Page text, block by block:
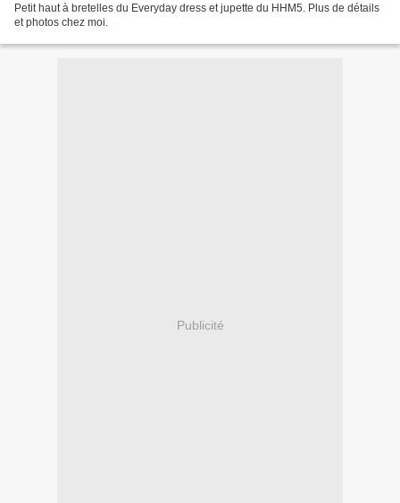
Petit haut à bretelles du Everyday dress et jupette du HHM5. Plus de détails
et photos chez moi.
Publicité